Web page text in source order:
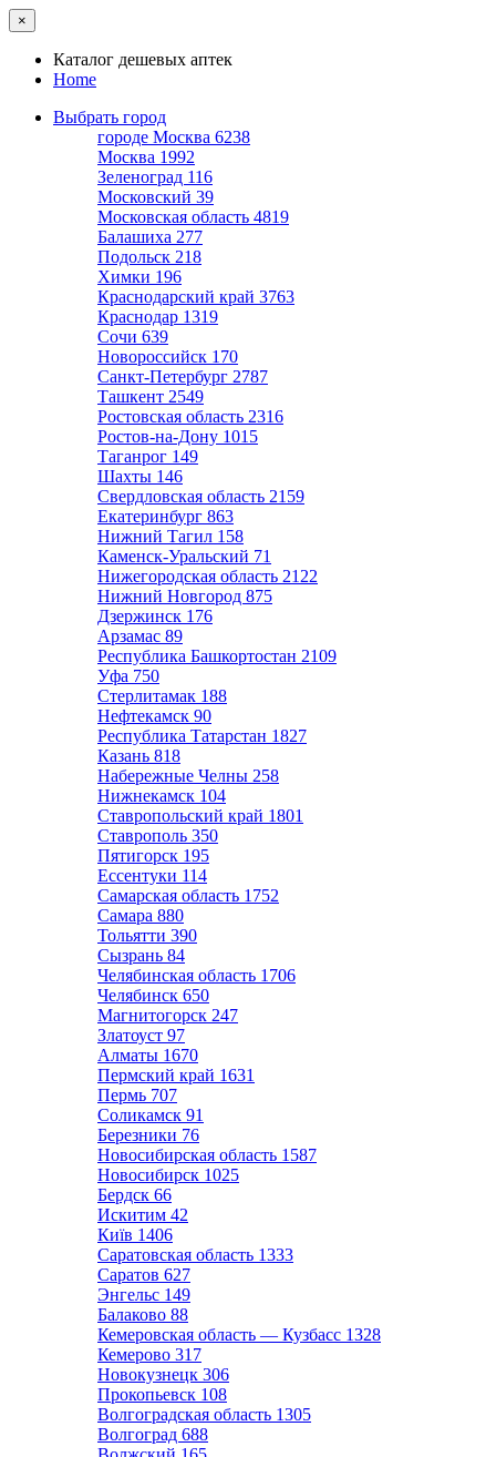
×
Каталог дешевых аптек
Home
Выбрать город
городе Москва 6238
Москва 1992
Зеленоград 116
Московский 39
Московская область 4819
Балашиха 277
Подольск 218
Химки 196
Краснодарский край 3763
Краснодар 1319
Сочи 639
Новороссийск 170
Санкт-Петербург 2787
Ташкент 2549
Ростовская область 2316
Ростов-на-Дону 1015
Таганрог 149
Шахты 146
Свердловская область 2159
Екатеринбург 863
Нижний Тагил 158
Каменск-Уральский 71
Нижегородская область 2122
Нижний Новгород 875
Дзержинск 176
Арзамас 89
Республика Башкортостан 2109
Уфа 750
Стерлитамак 188
Нефтекамск 90
Республика Татарстан 1827
Казань 818
Набережные Челны 258
Нижнекамск 104
Ставропольский край 1801
Ставрополь 350
Пятигорск 195
Ессентуки 114
Самарская область 1752
Самара 880
Тольятти 390
Сызрань 84
Челябинская область 1706
Челябинск 650
Магнитогорск 247
Златоуст 97
Алматы 1670
Пермский край 1631
Пермь 707
Соликамск 91
Березники 76
Новосибирская область 1587
Новосибирск 1025
Бердск 66
Искитим 42
Київ 1406
Саратовская область 1333
Саратов 627
Энгельс 149
Балаково 88
Кемеровская область — Кузбасс 1328
Кемерово 317
Новокузнецк 306
Прокопьевск 108
Волгоградская область 1305
Волгоград 688